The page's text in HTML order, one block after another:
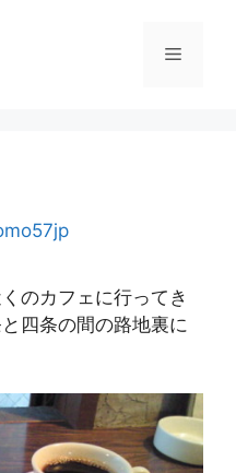
メ
のカフェに行ってき
四条の間の路地裏に